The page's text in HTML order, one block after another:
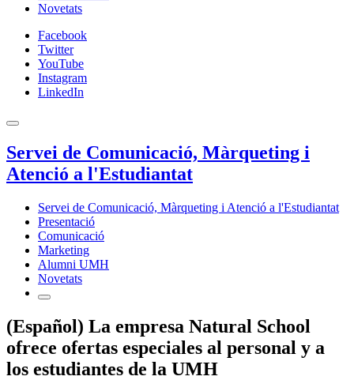
Novetats
Facebook
Twitter
YouTube
Instagram
LinkedIn
Servei de Comunicació, Màrqueting i
Atenció a l'Estudiantat
Servei de Comunicació, Màrqueting i Atenció a l'Estudiantat
Presentació
Comunicació
Marketing
Alumni UMH
Novetats
(Español) La empresa Natural School
ofrece ofertas especiales al personal y a
los estudiantes de la UMH